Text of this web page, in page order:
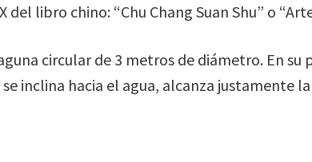
libro chino: “Chu Chang Suan Shu” o
circular de 3 metros de diámetro. En
inclina hacia el agua, alcanza justamente